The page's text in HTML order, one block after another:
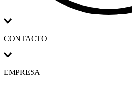
CONTACTO
EMPRESA